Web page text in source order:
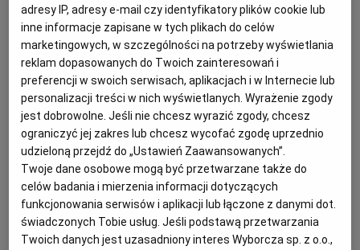
RYBY
PRZEKĄSKI
DOMOWE PRZETWORY
SOST, DIPY I INNE DODATKI
KUCHNIA AMERYKAŃSKA
KUCHNIA POLSKA
KUCHNIA MEKSYKAŃSKA
KUCHNIA INDYJSKA
KUCHNIA HISZPAŃSKA
CZĘSTOCHOWA
ELBLĄG
GLIWICE
GORZÓW WIELKOPOLSKI
KALISZ
WOLNA SOBOTA
ALE HISTORIA
WYBORCZA TV I VOD
TYLKO ZDROWIE
KSIĄŻKI. MAGAZYN DO CZYTANIA
WYBORCZA.BIZ
WYSOKIE OBCASY
BIQDATA
JUTRONAUCI
ARCHIWUM
adresy IP, adresy e-mail czy identyfikatory plików cookie lub
inne informacje zapisane w tych plikach do celów
marketingowych, w szczególności na potrzeby wyświetlania
reklam dopasowanych do Twoich zainteresowań i
preferencji w swoich serwisach, aplikacjach i w Internecie lub
personalizacji treści w nich wyświetlanych. Wyrażenie zgody
jest dobrowolne. Jeśli nie chcesz wyrazić zgody, chcesz
ograniczyć jej zakres lub chcesz wycofać zgodę uprzednio
udzieloną przejdź do „Ustawień Zaawansowanych”.
Twoje dane osobowe mogą być przetwarzane także do
celów badania i mierzenia informacji dotyczących
funkcjonowania serwisów i aplikacji lub łączone z danymi dot.
świadczonych Tobie usług. Jeśli podstawą przetwarzania
Twoich danych jest uzasadniony interes Wyborcza sp. z o.o.,